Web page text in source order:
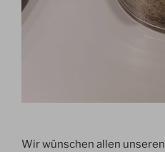
Wir wünschen allen